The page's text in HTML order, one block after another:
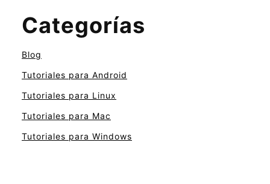
Categorías
Blog
Tutoriales para Android
Tutoriales para Linux
Tutoriales para Mac
Tutoriales para Windows